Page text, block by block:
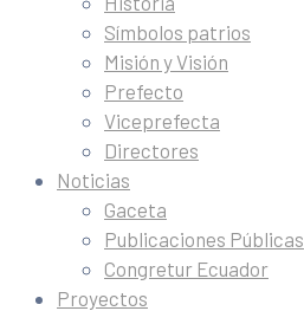
Símbolos patrios
Misión y Visión
Prefecto
Viceprefecta
Directores
Noticias
Gaceta
Publicaciones Públicas
Congretur Ecuador
Proyectos